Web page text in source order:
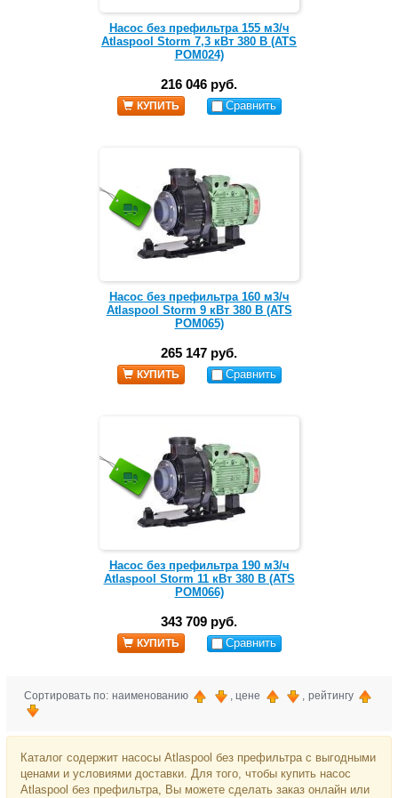
Насос без префильтра 155 м3/ч
Atlaspool Storm 7,3 кВт 380 В (ATS
POM024)
216 046 руб.
КУПИТЬ Сравнить
Насос без префильтра 160 м3/ч
Atlaspool Storm 9 кВт 380 В (ATS
POM065)
265 147 руб.
КУПИТЬ Сравнить
Насос без префильтра 190 м3/ч
Atlaspool Storm 11 кВт 380 В (ATS
POM066)
343 709 руб.
КУПИТЬ Сравнить
Сортировать по: наименованию , цене , рейтингу
Каталог содержит насосы Atlaspool без префильтра с выгодными
ценами и условиями доставки. Для того, чтобы купить насос
Atlaspool без префильтра, Вы можете сделать заказ онлайн или